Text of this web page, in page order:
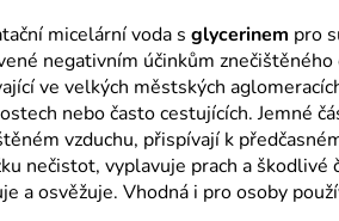
micelární voda s glycerinem pro
negativním účinkům
ve velkých městských
nebo často cestujících. Jemné
vzduchu, přispívají k
nečistot, vyplavuje prach a
a osvěžuje. Vhodná i pro osoby